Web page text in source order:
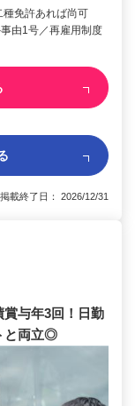
種免許あれば尚可
由1号／再雇用制度
載終了日： 2026/12/31
賞与年3回！日勤
と両立◎